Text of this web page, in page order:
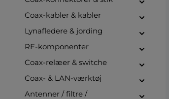
Coax-kabler & kabler
Lynafledere & jording
RF-komponenter
Coax-relæer & switche
Coax- & LAN-værktøj
Antenner / filtre /